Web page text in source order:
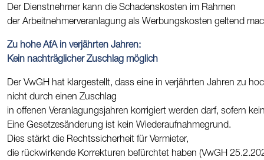
Der Dienstnehmer kann die Schadenskosten im Rahmen
der Arbeitnehmerveranlagung als Werbungskosten geltend
Zu hohe AfA in verjährten Jahren:
Kein nachträglicher Zuschlag möglich
Der VwGH hat klargestellt, dass eine in verjährten Jahren zu
nicht durch einen Zuschlag
in offenen Veranlagungsjahren korrigiert werden darf, sofern
Eine Gesetzesänderung ist kein Wiederaufnahmegrund.
Dies stärkt die Rechtssicherheit für Vermieter,
die rückwirkende Korrekturen befürchtet haben (VwGH